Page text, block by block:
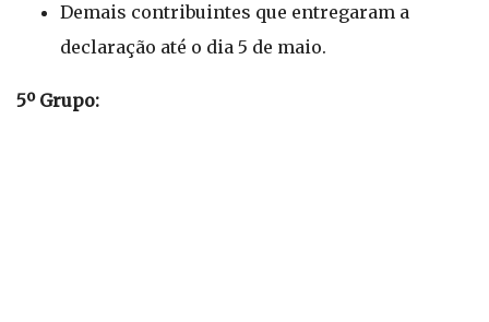
Demais contribuintes que entregaram a
declaração até o dia 5 de maio.
5º Grupo: